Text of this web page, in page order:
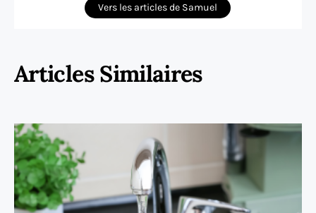
Vers les articles de Samuel
Articles Similaires